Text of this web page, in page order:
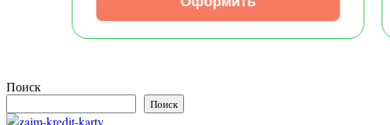
Поиск
Поиск